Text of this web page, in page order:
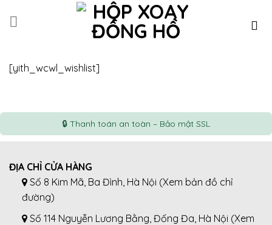
[yith_wcwl_wishlist]
ĐỊA CHỈ CỬA HÀNG
Số 8 Kim Mã, Ba Đình, Hà Nội (Xem bản đồ chỉ
đường)
Số 114 Nguyễn Lương Bằng, Đống Đa, Hà Nội (Xem